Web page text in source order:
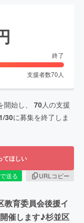
終了
支援者数70 人
開始し、 70人の支援
30に募集を終了しま
てほしい
送る
URLコピー
育委員会後援イ
催します♪杉並区